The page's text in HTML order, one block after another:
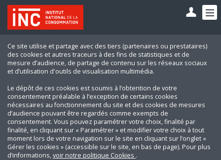
Ce site utilise et partage avec des tiers (partenaires ou prestataires)
des cookies et autres traceurs à des fins de statistiques et de
mesure d’audience, de partage de contenu sur les réseaux sociaux
et d’utilisation d'outils de visualisation multimédia.
Le dépôt de ces cookies est soumis à l’obtention de votre
consentement préalable à l’exception de certains cookies
nécessaires au fonctionnement du site et des cookies de mesures
d’audience pouvant être regardés comme exempts de
consentement. Vous pouvez paramétrer votre choix, finalité par
finalité, en cliquant sur « Paramétrer » et modifier votre choix à tout
moment lors de votre navigation sur le site en cliquant sur l’onglet «
Gérer les cookies » (accessible sur le site, en bas de page). Pour plus
d’informations,voir notre politique Cookies .